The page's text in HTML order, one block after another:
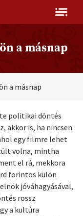
a másnap
a másnap
politikai döntés
akkor is, ha nincsen.
egy filmre lehet
volna, mintha
el rá, mekkora
forintos külön
jóváhagyásával,
rossz
a kultúra